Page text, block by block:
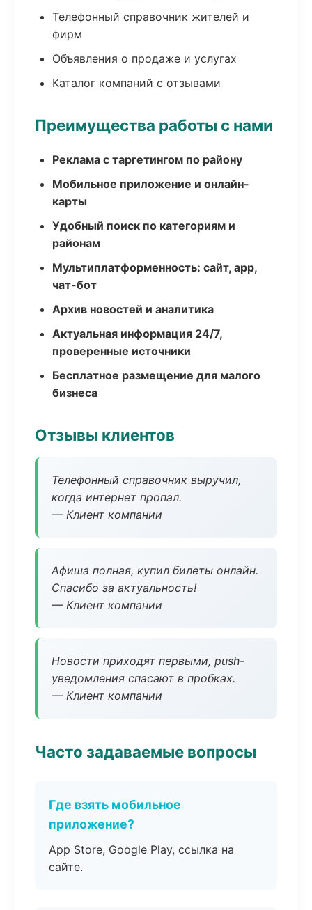
Телефонный справочник жителей и
фирм
Объявления о продаже и услугах
Каталог компаний с отзывами
Преимущества работы с нами
Реклама с таргетингом по району
Мобильное приложение и онлайн-
карты
Удобный поиск по категориям и
районам
Мультиплатформенность: сайт, app,
чат-бот
Архив новостей и аналитика
Актуальная информация 24/7,
проверенные источники
Бесплатное размещение для малого
бизнеса
Отзывы клиентов
Телефонный справочник выручил,
когда интернет пропал.
— Клиент компании
Афиша полная, купил билеты онлайн.
Спасибо за актуальность!
— Клиент компании
Новости приходят первыми, push-
уведомления спасают в пробках.
— Клиент компании
Часто задаваемые вопросы
Где взять мобильное
приложение?
App Store, Google Play, ссылка на
сайте.